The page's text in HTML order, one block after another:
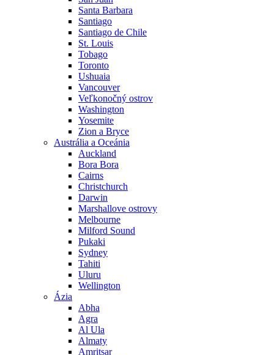
Santa Barbara
Santiago
Santiago de Chile
St. Louis
Tobago
Toronto
Ushuaia
Vancouver
Veľkonočný ostrov
Washington
Yosemite
Zion a Bryce
Austrália a Oceánia
Auckland
Bora Bora
Cairns
Christchurch
Darwin
Marshallove ostrovy
Melbourne
Milford Sound
Pukaki
Sydney
Tahiti
Uluru
Wellington
Ázia
Abha
Agra
Al Ula
Almaty
Amritsar